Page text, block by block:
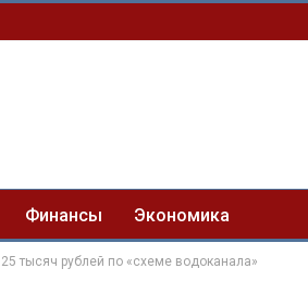
Финансы Экономика
тысяч рублей по «схеме водоканала»